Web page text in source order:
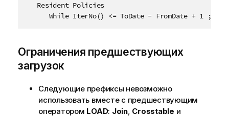
   Resident Policies
      While IterNo() <= ToDate - FromDate + 1 ;
Ограничения предшествующих
загрузок
Следующие префиксы невозможно
использовать вместе с предшествующим
оператором LOAD: Join, Crosstable и